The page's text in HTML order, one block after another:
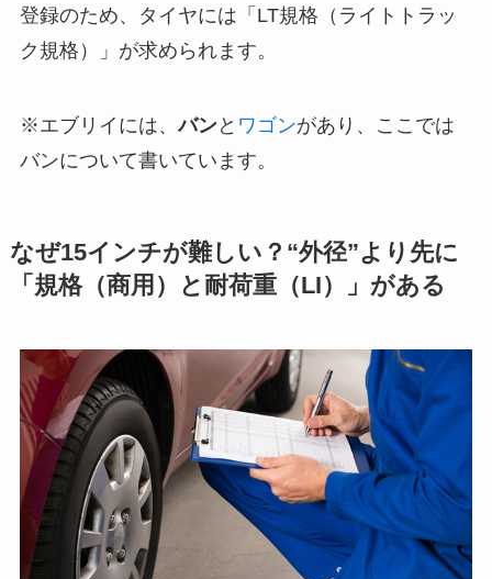
登録のため、タイヤには「LT規格（ライトトラッ
ク規格）」が求められます。
※エブリイには、バンと ワゴンがあり、ここでは
バンについて書いています。
なぜ15インチが難しい？“外径”より先に
「規格（商用）と耐荷重（LI）」がある